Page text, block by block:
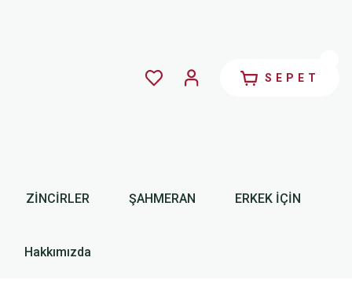
SEPET
ZİNCİRLER ŞAHMERAN ERKEK İÇİN
Hakkımızda